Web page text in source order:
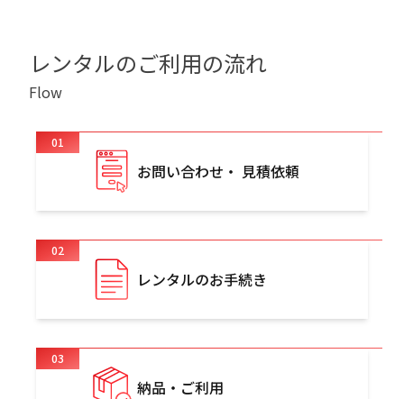
レンタルのご利用の流れ
Flow
01
お問い合わせ・ 見積依頼
02
レンタルのお手続き
03
納品・ご利用